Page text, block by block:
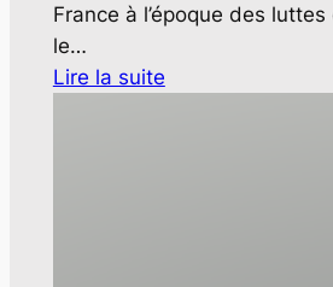
France à l’époque des luttes
le…
Lire la suite